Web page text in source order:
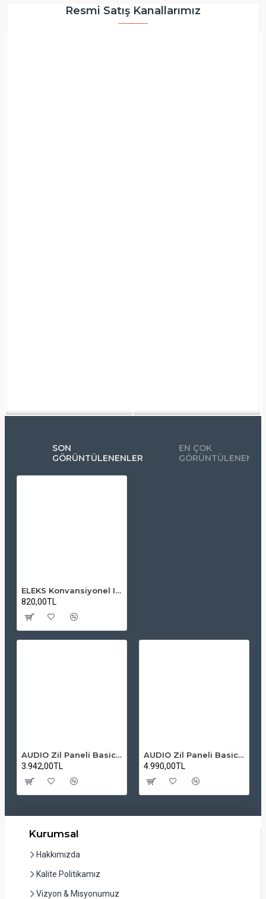
Resmi Satış Kanallarımız
SON
GÖRÜNTÜLENENLER
EN ÇOK
ELEKS Konvansiyonel Isı ve Duman Dedektörü (Soketsiz) – Yangın Algılama Cihazı
820,00TL
AUDIO Zil Paneli Basic Hpli Çift Buton 14'lü Sesli Apartman Diafon Kapı Paneli
3.942,00TL
AUDIO Zil Paneli Basic Hpli Çift Buton 20'li Sesli Apartman Diafon Kapı Paneli
4.990,00TL
Kurumsal
Hakkımızda
Kalite Politikamız
Vizyon & Misyonumuz